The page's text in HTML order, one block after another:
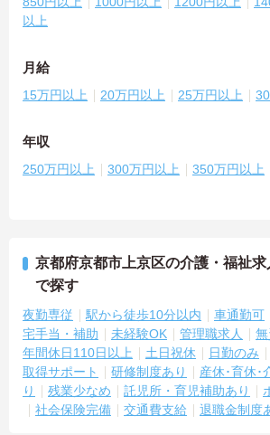
以上
月給
15万円以上 20万円以上 25万円以上
年収
250万円以上 300万円以上 350万円以上
京都府京都市上京区の介護・福祉
で探す
夜勤専従 駅から徒歩10分以内 車通勤可
宅手当・補助
未経験OK 管理職求人
年間休日110日以上
土日祝休 日勤のみ
取得サポート
研修制度あり
産休･育休･
り
残業少なめ 託児所・育児補助あり
社会保険完備
交通費支給 退職金制度